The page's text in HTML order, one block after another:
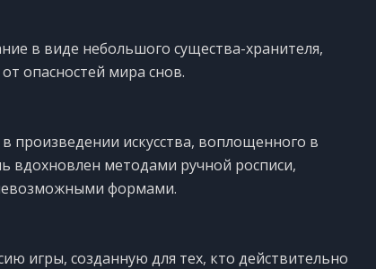
в виде небольшого существа-хранителя,
опасностей мира снов.
произведении искусства, воплощенного в
вдохновлен методами ручной росписи,
формами.
игры, созданную для тех, кто действительно